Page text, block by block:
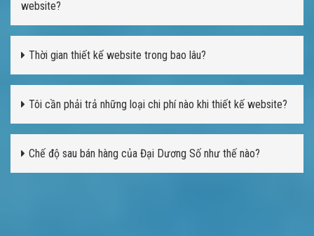
website?
Thời gian thiết kế website trong bao lâu?
Tôi cần phải trả những loại chi phí nào khi thiết kế website?
Chế độ sau bán hàng của Đại Dương Số như thế nào?